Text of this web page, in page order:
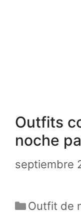
Outfits
noche
septiembre
Outfit de